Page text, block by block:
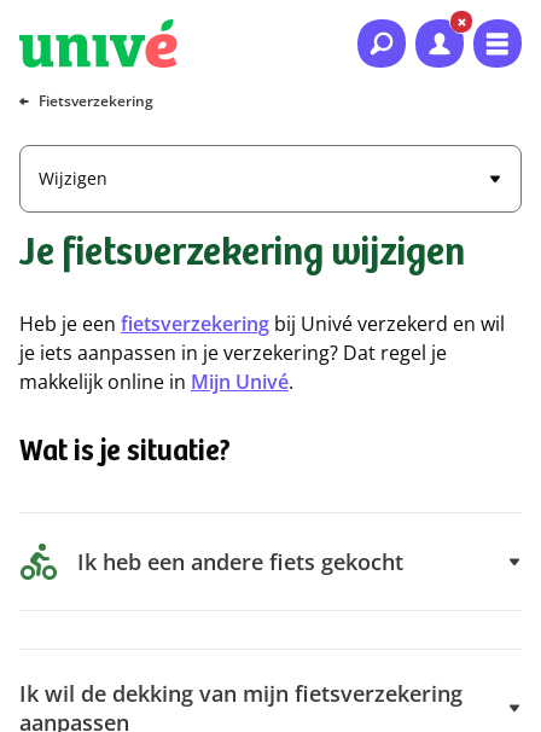
Naar hoofdinhoud
Naar hoofdnavigatie
Naar footer
Fietsverzekering
Wijzigen
Je fietsverzekering wijzigen
Heb je een fietsverzekering bij Univé verzekerd en wil
je iets aanpassen in je verzekering? Dat regel je
makkelijk online in Mijn Univé.
Wat is je situatie?
Ik heb een andere fiets gekocht
Ik wil de dekking van mijn fietsverzekering
aanpassen